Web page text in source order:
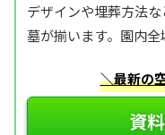
デザインや埋葬方法
墓が揃います。園内全
＼最新の
資